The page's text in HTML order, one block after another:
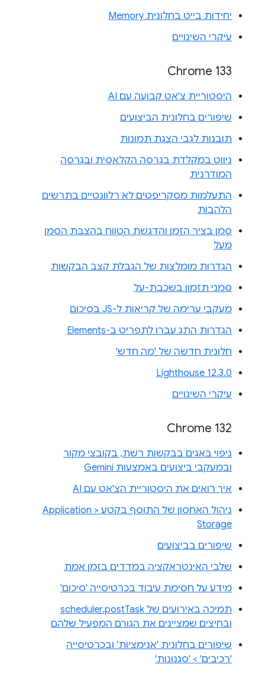
יחידות בייט בחלונית Memory
עיקרי השינויים
Chrome 133
היסטוריית צ'אט קבועה עם AI
שיפורים בחלונית הביצועים
תובנות לגבי הצגת תמונות
ניווט במקלדת בגרסה הקלאסית ובגרסה
המודרנית
התעלמות מסקריפטים לא רלוונטיים בתרשים
הלהבות
סמן בציר הזמן והדגשת הטווח בהצבת הסמן
מעל
הגדרות מומלצות של הגבלת קצב הבקשות
סמני תזמון בשכבת-על
מעקבי ערימה של קריאות ל-JS בסיכום
הגדרות התג עברו לתפריט ב-Elements
חלונית חדשה של 'מה חדש'
Lighthouse 12.3.0
עיקרי השינויים
Chrome 132
ניפוי באגים בבקשות רשת, בקובצי מקור
ובמעקבי ביצועים באמצעות Gemini
איך רואים את היסטוריית הצ'אט עם AI
ניהול האחסון של התוסף בקטע Application >
Storage
שיפורים בביצועים
שלבי האינטראקציה במדדים בזמן אמת
מידע על חסימת עיבוד בכרטיסייה 'סיכום'
תמיכה באירועים של scheduler.postTask
ובחיצים שמציינים את הגורם המפעיל שלהם
שיפורים בחלונית 'אנימציות' ובכרטיסייה
'רכיבים' > 'סגנונות'